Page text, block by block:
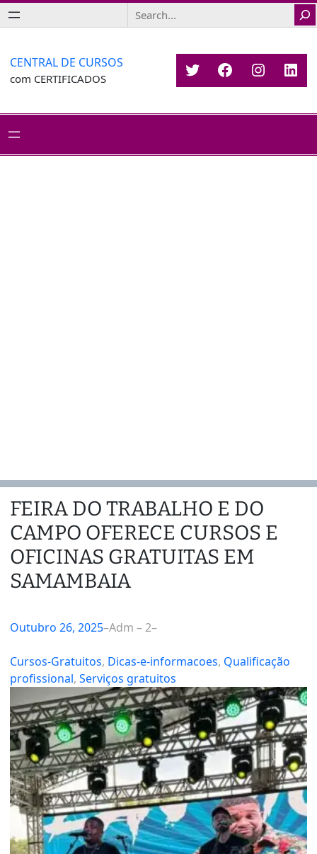
Saltar
para
conteúdo
Search
CENTRAL DE CURSOS
com CERTIFICADOS TwitterFacebook
FEIRA DO TRABALHO E DO
CAMPO OFERECE CURSOS E
OFICINAS GRATUITAS EM
SAMAMBAIA
Outubro 26, 2025–Adm – 2–
Cursos-Gratuitos, Dicas-e-informacoes, Qualificação
profissional, Serviços gratuitos